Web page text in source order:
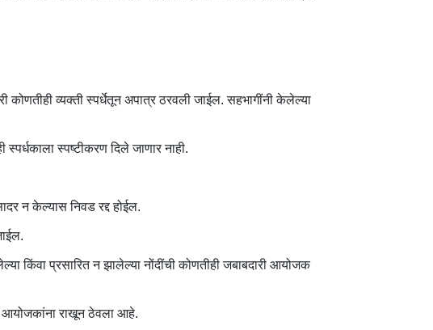
व्यक्ती स्पर्धेतून अपात्र ठरवली जाईल. सहभागींनी केलेल्या
स्पष्टीकरण दिले जाणार नाही.
न केल्यास निवड रद्द होईल.
किंवा प्रसारित न झालेल्या नोंदींची कोणतीही जबाबदारी आयोजक
आयोजकांना राखून ठेवला आहे.